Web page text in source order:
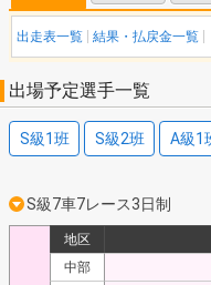
出走表一覧 結果・払戻金一覧
出場予定選手一覧
S級1班 S級2班 A級1
S級7車7レース3日制
地区
中部